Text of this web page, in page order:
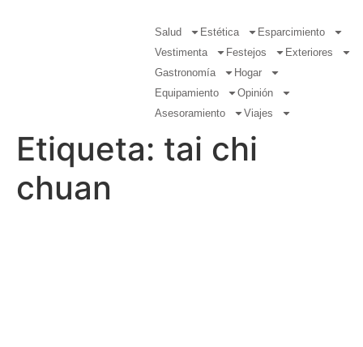
Salud Estética
Esparcimiento
Vestimenta
Festejos
Exteriores
Gastronomía
Hogar
Equipamiento
Opinión
Asesoramiento
Viajes
Etiqueta: tai chi
chuan